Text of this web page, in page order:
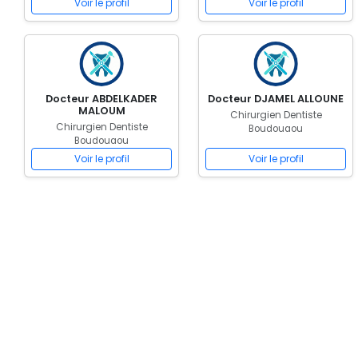
Voir le profil Voir le profil
Docteur ABDELKADER
MALOUM
Chirurgien Dentiste
Boudouaou
Voir le profil
Docteur DJAMEL ALLOUNE
Chirurgien Dentiste
Boudouaou
Voir le profil